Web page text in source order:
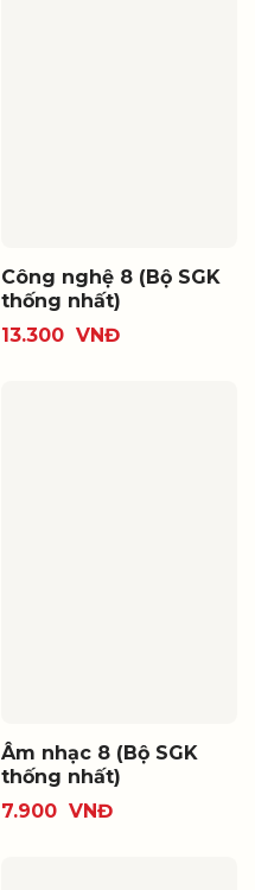
Công nghệ 8 (Bộ SGK
thống nhất)
13.300 VNĐ
Âm nhạc 8 (Bộ SGK
thống nhất)
7.900 VNĐ